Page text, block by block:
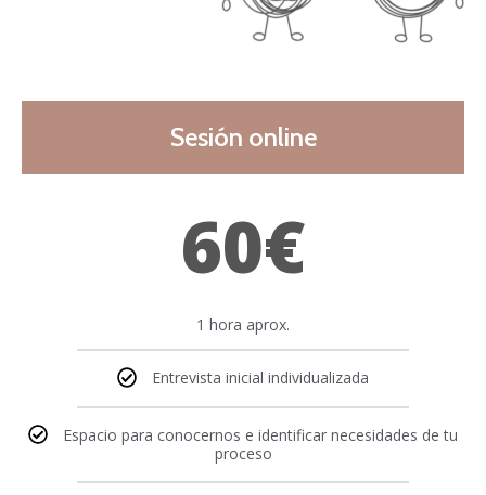
Sesión online
60€
1 hora aprox.
Entrevista inicial individualizada
Espacio para conocernos e identificar necesidades de tu
proceso